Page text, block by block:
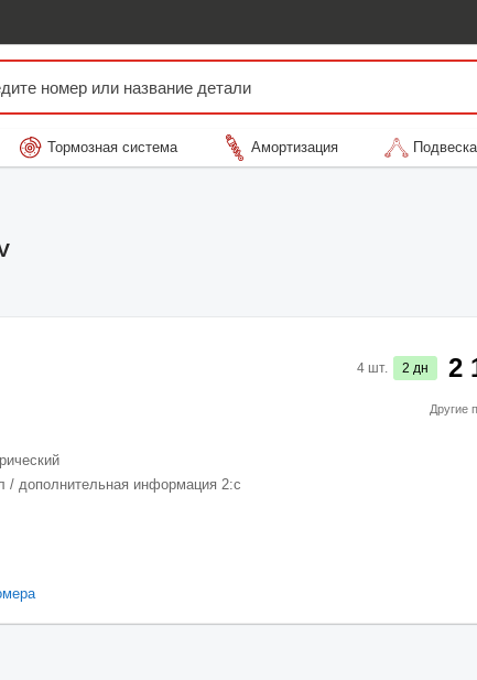
Тормозная система Амортизация Подвеска
/ дополнительная информация 2:с
4 шт. 2 дн 2
Другие